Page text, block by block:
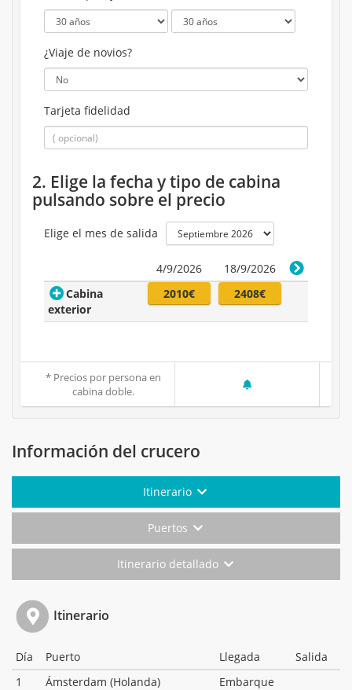
¿Viaje de novios?
Tarjeta fidelidad
2. Elige la fecha y tipo de cabina
pulsando sobre el precio
Elige el mes de salida
4/9/2026
18/9/2026
Cabina
exterior
2010€ 2408€
* Precios por persona en
cabina doble.
Información del crucero
Itinerario
Puertos
Itinerario detallado
Itinerario
Día Puerto Llegada
Salida
1
Ámsterdam (Holanda)
Embarque